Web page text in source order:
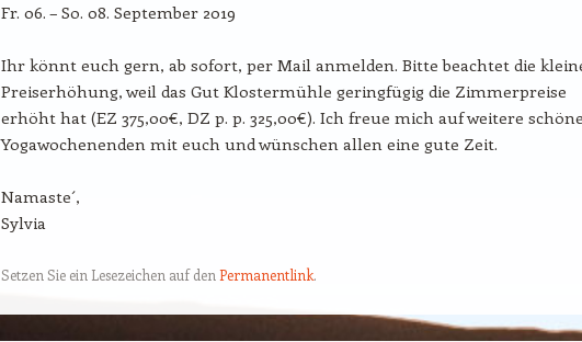
Fr. 06. – So. 08. September 2019
Ihr könnt euch gern, ab sofort, per Mail anmelden. Bitte beachtet die
Preiserhöhung, weil das Gut Klostermühle geringfügig die Zimmerpreise
erhöht hat (EZ 375,00€, DZ p. p. 325,00€). Ich freue mich auf weitere
Yogawochenenden mit euch und wünschen allen eine gute Zeit.
Namaste´,
Sylvia
Setzen Sie ein Lesezeichen auf den Permanentlink.